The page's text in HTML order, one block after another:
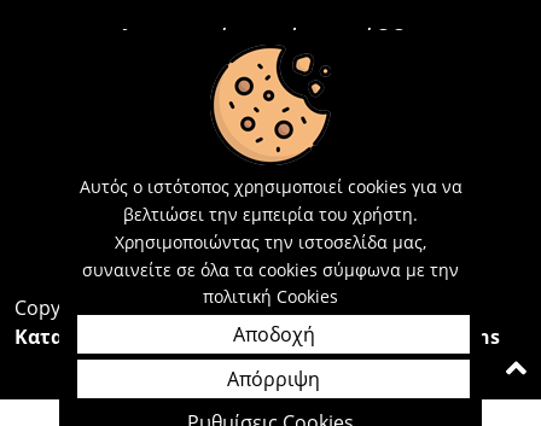
Τηλεφωνικά Δευτέρα - Σάββατο
09:00 - 15:00
Τ: 26214 00104
info@acosmetics.gr
Copyright 2026,
Acosmetics Αθανασόπουλος
Κατασκευή Ιστοσελίδων Interactive Net Solutions
Αυτός ο ιστότοπος χρησιμοποιεί cookies για να
βελτιώσει την εμπειρία του χρήστη.
Χρησιμοποιώντας την ιστοσελίδα μας,
συναινείτε σε όλα τα cookies σύμφωνα με την
πολιτική Cookies
Αποδοχή
Απόρριψη